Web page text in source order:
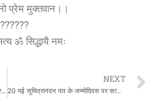
प्रेम मुक्तवान।।
ॐ सिद्धायै नमः
NEXT
20 मई सुमित्रानंदन पंत के जन्मोदिवस पर सत्यास्मि मिशन की कवित्त्व शुभकामनाएं